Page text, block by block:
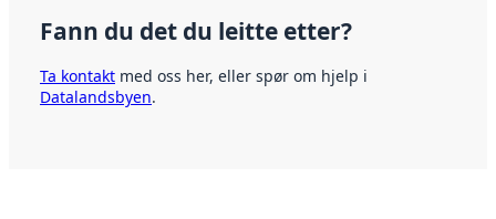
Fann du det du leitte etter?
Ta kontakt med oss her, eller spør om hjelp i
Datalandsbyen.